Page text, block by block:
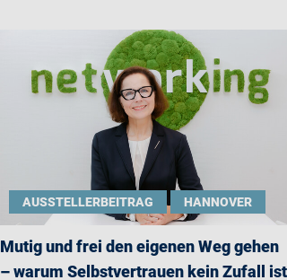
AUSSTELLERBEITRAG HANNOVER
Mutig und frei den eigenen Weg gehen
– warum Selbstvertrauen kein Zufall ist